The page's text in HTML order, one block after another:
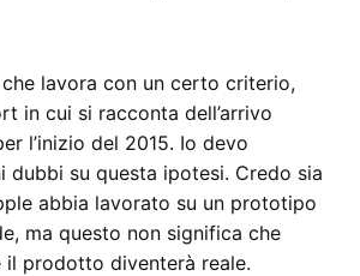
che lavora con un certo criterio,
in cui si racconta dell’arrivo
l’inizio del 2015. Io devo
dubbi su questa ipotesi. Credo sia
abbia lavorato su un prototipo
ma questo non significa che
il prodotto diventerà reale.